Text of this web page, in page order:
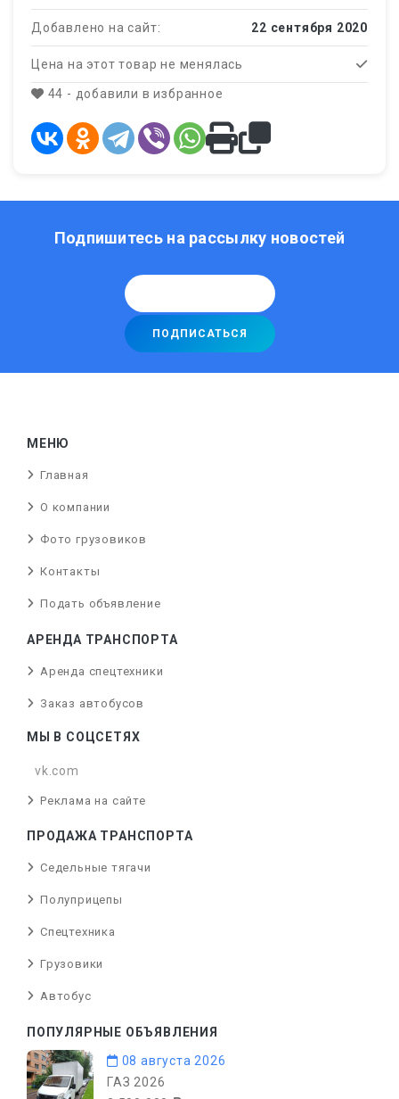
Добавлено на сайт: 22 сентября 2020
Цена на этот товар не менялась
44 - добавили в избранное
Подпишитесь на рассылку новостей
МЕНЮ
Главная
О компании
Фото грузовиков
Контакты
Подать объявление
АРЕНДА ТРАНСПОРТА
Аренда спецтехники
Заказ автобусов
МЫ В СОЦСЕТЯХ
vk.com
Реклама на сайте
ПРОДАЖА ТРАНСПОРТА
Седельные тягачи
Полуприцепы
Спецтехника
Грузовики
Автобус
ПОПУЛЯРНЫЕ ОБЪЯВЛЕНИЯ
08 августа 2026
ГАЗ 2026